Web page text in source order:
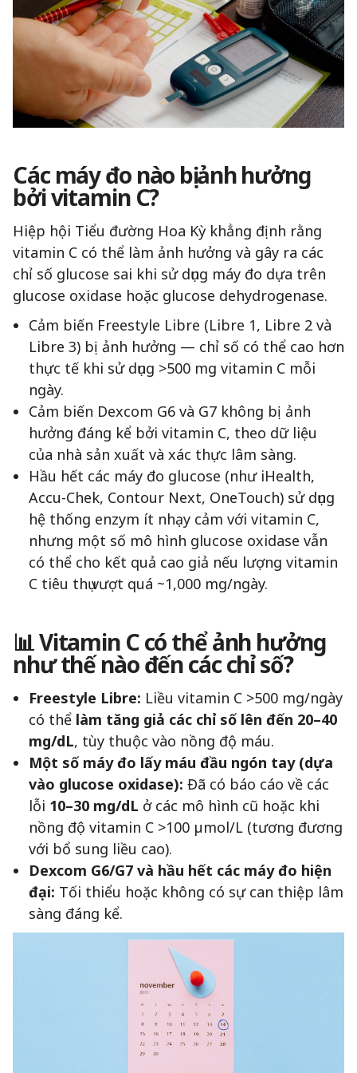
Các máy đo nào bị ảnh hưởng
bởi vitamin C?
Hiệp hội Tiểu đường Hoa Kỳ khẳng định rằng
vitamin C có thể làm ảnh hưởng và gây ra các
chỉ số glucose sai khi sử dụng máy đo dựa trên
glucose oxidase hoặc glucose dehydrogenase.
Cảm biến Freestyle Libre (Libre 1, Libre 2 và
Libre 3) bị ảnh hưởng — chỉ số có thể cao hơn
thực tế khi sử dụng >500 mg vitamin C mỗi
ngày.
Cảm biến Dexcom G6 và G7 không bị ảnh
hưởng đáng kể bởi vitamin C, theo dữ liệu
của nhà sản xuất và xác thực lâm sàng.
Hầu hết các máy đo glucose (như iHealth,
Accu-Chek, Contour Next, OneTouch) sử dụng
hệ thống enzym ít nhạy cảm với vitamin C,
nhưng một số mô hình glucose oxidase vẫn
có thể cho kết quả cao giả nếu lượng vitamin
C tiêu thụ vượt quá ~1,000 mg/ngày.
📊 Vitamin C có thể ảnh hưởng
như thế nào đến các chỉ số?
Freestyle Libre: Liều vitamin C >500 mg/ngày
có thể làm tăng giả các chỉ số lên đến 20–40
mg/dL, tùy thuộc vào nồng độ máu.
Một số máy đo lấy máu đầu ngón tay (dựa
vào glucose oxidase): Đã có báo cáo về các
lỗi 10–30 mg/dL ở các mô hình cũ hoặc khi
nồng độ vitamin C >100 µmol/L (tương đương
với bổ sung liều cao).
Dexcom G6/G7 và hầu hết các máy đo hiện
đại: Tối thiểu hoặc không có sự can thiệp lâm
sàng đáng kể.